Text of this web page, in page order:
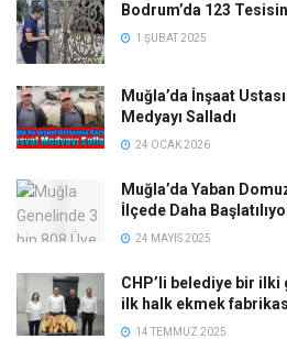
Bodrum’da 123
1 ŞUBAT 2025
Muğla’da İnşaat
Medyayı Salladı
24 OCAK 2026
Muğla’da Yaban
İlçede Daha
24 MAYIS 2025
CHP’li belediye bir ilki
ilk halk ekmek
14 TEMMUZ 2025